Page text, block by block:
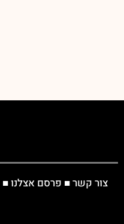
צור קשר■ פרסם אצלנו■